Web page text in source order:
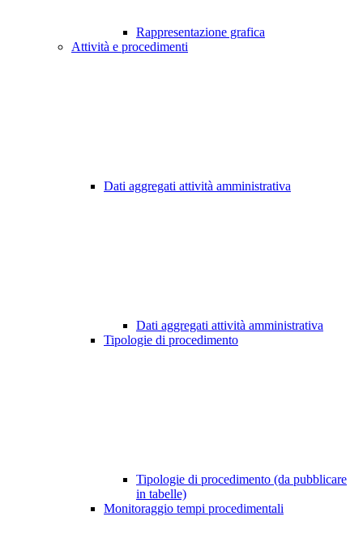
Rappresentazione grafica
Attività e procedimenti
Dati aggregati attività amministrativa
Dati aggregati attività amministrativa
Tipologie di procedimento
Tipologie di procedimento (da pubblicare
in tabelle)
Monitoraggio tempi procedimentali